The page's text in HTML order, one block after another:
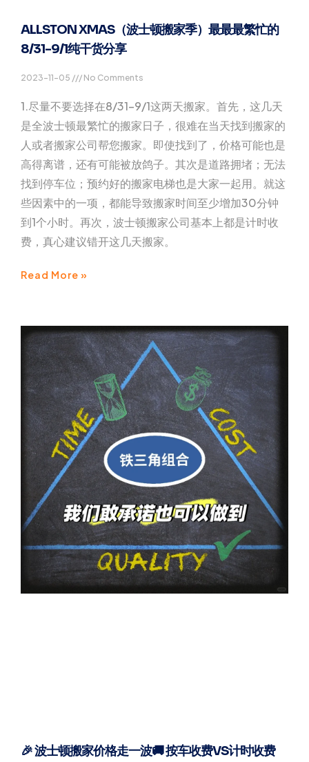
ALLSTON XMAS（波士顿搬家季）最最最繁忙的
8/31-9/1纯干货分享
2023-11-05 No Comments
1.尽量不要选择在8/31-9/1这两天搬家。首先，这几天
是全波士顿最繁忙的搬家日子，很难在当天找到搬家的
人或者搬家公司帮您搬家。即使找到了，价格可能也是
高得离谱，还有可能被放鸽子。其次是道路拥堵；无法
找到停车位；预约好的搬家电梯也是大家一起用。就这
些因素中的一项，都能导致搬家时间至少增加30分钟
到1个小时。再次，波士顿搬家公司基本上都是计时收
费，真心建议错开这几天搬家。
Read More »
🎉 波士顿搬家价格走一波🚚 按车收费VS计时收费